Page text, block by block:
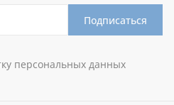
Подписаться
персональных данных